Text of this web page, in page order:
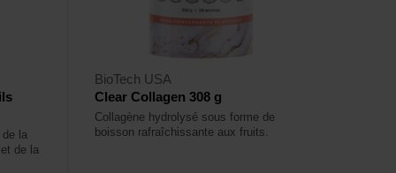
de la
de la
BioTech USA
Clear Collagen 308 g
Collagène hydrolysé sous forme de
boisson rafraîchissante aux fruits.